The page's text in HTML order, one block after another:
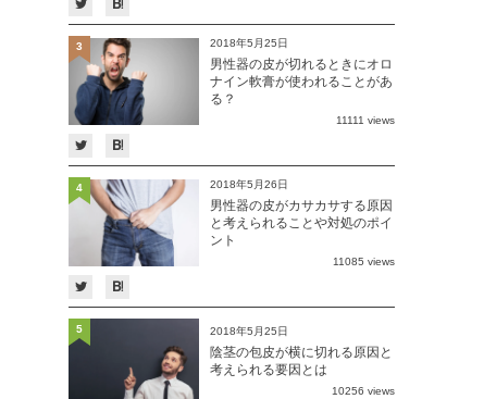
2018年5月25日
男性器の皮が切れるときにオロ
ナイン軟膏が使われることがあ
る？
11111 views
3
2018年5月26日
男性器の皮がカサカサする原因
と考えられることや対処のポイ
ント
11085 views
4
2018年5月25日
陰茎の包皮が横に切れる原因と
考えられる要因とは
10256 views
5